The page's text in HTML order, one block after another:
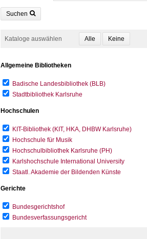
Suchen
Kataloge auswählen
Allgemeine Bibliotheken
Badische Landesbibliothek (BLB)
Stadtbibliothek Karlsruhe
Hochschulen
KIT-Bibliothek (KIT, HKA, DHBW Karlsruhe)
Hochschule für Musik
Hochschulbibliothek Karlsruhe (PH)
Karlshochschule International University
Staatl. Akademie der Bildenden Künste
Gerichte
Bundesgerichtshof
Bundesverfassungsgericht